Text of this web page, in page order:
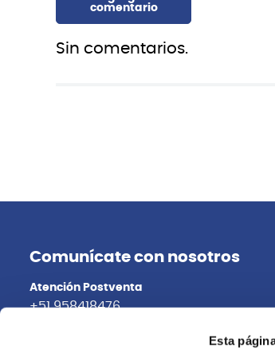
Esta
Sin comentarios.
Comunícate con nosotros
Atención Postventa
+51 958418476